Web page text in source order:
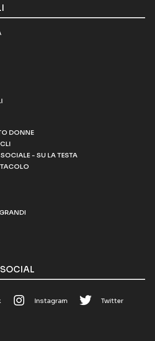
DONNE
- SU LA TESTA
Instagram Twitter